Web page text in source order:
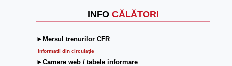
INFO CĂLĂTORI
►Mersul trenurilor CFR
Informatii din circulaţie
►Camere web / tabele informare